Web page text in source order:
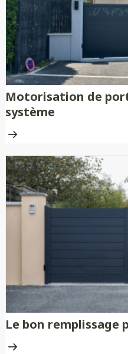
Motorisation de
système
Le bon